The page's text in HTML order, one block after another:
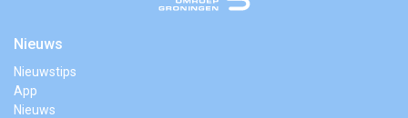
Nieuws
Nieuwstips
App
Nieuws